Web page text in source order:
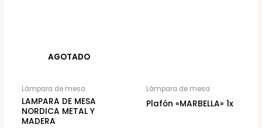
AGOTADO
Lámpara de mesa
LAMPARA DE MESA
NORDICA METAL Y
MADERA
Lámpara de mesa
Plafón «MARBELLA» 1x